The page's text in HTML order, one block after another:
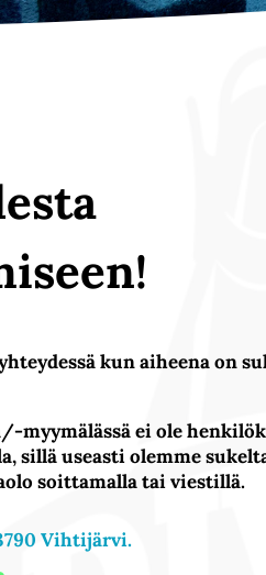
kun aiheena on
myymälässä ei ole
sillä useasti olemme
soittamalla tai viestillä.
Vihtijärvi.